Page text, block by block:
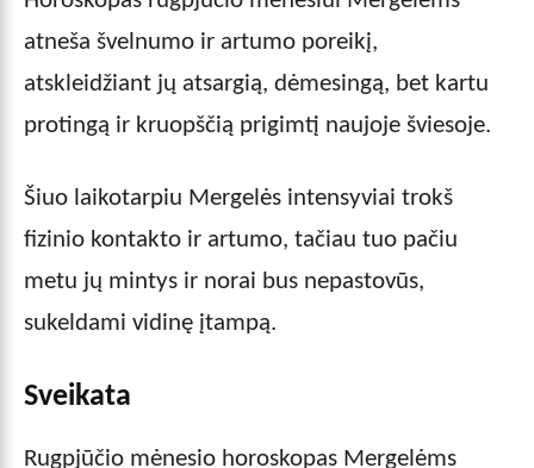
atneša švelnumo ir artumo poreikį,
atskleidžiant jų atsargią, dėmesingą, bet kartu
protingą ir kruopščią prigimtį naujoje šviesoje.
Šiuo laikotarpiu Mergelės intensyviai trokš
fizinio kontakto ir artumo, tačiau tuo pačiu
metu jų mintys ir norai bus nepastovūs,
sukeldami vidinę įtampą.
Sveikata
Rugpjūčio mėnesio horoskopas Mergelėms